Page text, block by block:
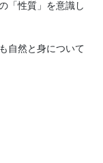
「性質」を意識し
自然と身について